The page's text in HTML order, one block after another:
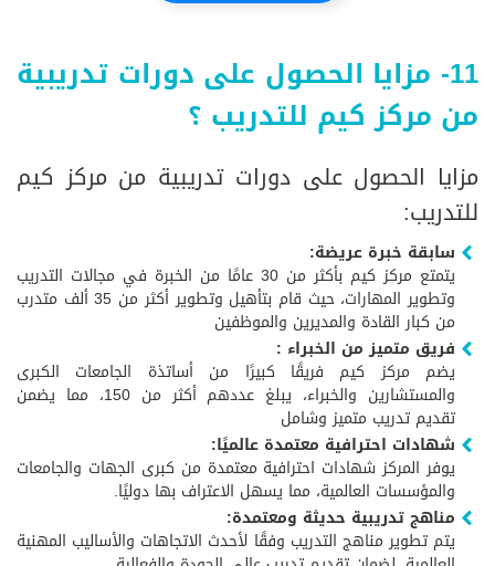
11- مزايا الحصول على دورات تدريبية
من مركز كيم للتدريب ؟
مزايا الحصول على دورات تدريبية من مركز كيم
للتدريب:
سابقة خبرة عريضة:
يتمتع مركز كيم بأكثر من 30 عامًا من الخبرة في مجالات التدريب
وتطوير المهارات، حيث قام بتأهيل وتطوير أكثر من 35 ألف متدرب
من كبار القادة والمديرين والموظفين
فريق متميز من الخبراء :
يضم مركز كيم فريقًا كبيرًا من أساتذة الجامعات الكبرى
والمستشارين والخبراء، يبلغ عددهم أكثر من 150، مما يضمن
تقديم تدريب متميز وشامل
شهادات احترافية معتمدة عالميًا:
يوفر المركز شهادات احترافية معتمدة من كبرى الجهات والجامعات
والمؤسسات العالمية، مما يسهل الاعتراف بها دوليًا.
مناهج تدريبية حديثة ومعتمدة:
يتم تطوير مناهج التدريب وفقًا لأحدث الاتجاهات والأساليب المهنية